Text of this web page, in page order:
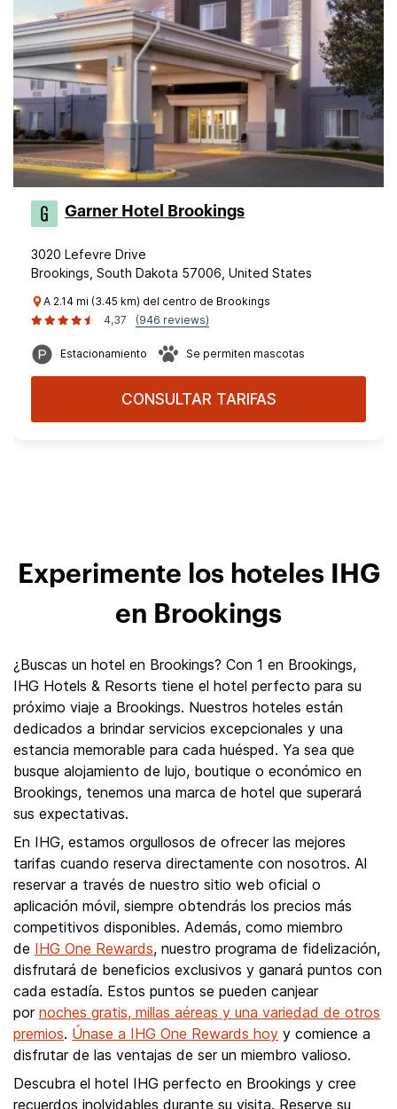
Garner Hotel Brookings
3020 Lefevre Drive
Brookings, South Dakota 57006, United States
A 2.14 mi (3.45 km) del centro de Brookings
4,37
(946 reviews)
Estacionamiento Se permiten mascotas
CONSULTAR TARIFAS
Experimente los hoteles IHG
en Brookings
¿Buscas un hotel en Brookings? Con 1 en Brookings,
IHG Hotels & Resorts tiene el hotel perfecto para su
próximo viaje a Brookings. Nuestros hoteles están
dedicados a brindar servicios excepcionales y una
estancia memorable para cada huésped. Ya sea que
busque alojamiento de lujo, boutique o económico en
Brookings, tenemos una marca de hotel que superará
sus expectativas.
En IHG, estamos orgullosos de ofrecer las mejores
tarifas cuando reserva directamente con nosotros. Al
reservar a través de nuestro sitio web oficial o
aplicación móvil, siempre obtendrás los precios más
competitivos disponibles. Además, como miembro
de IHG One Rewards, nuestro programa de fidelización,
disfrutará de beneficios exclusivos y ganará puntos con
cada estadía. Estos puntos se pueden canjear
por noches gratis, millas aéreas y una variedad de otros
premios. Únase a IHG One Rewards hoy y comience a
disfrutar de las ventajas de ser un miembro valioso.
Descubra el hotel IHG perfecto en Brookings y cree
recuerdos inolvidables durante su visita. Reserve su